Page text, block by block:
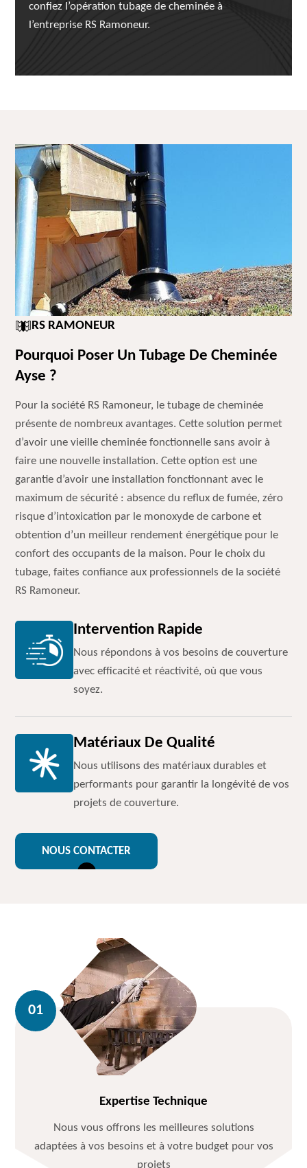
confiez l’opération tubage de cheminée à
l’entreprise RS Ramoneur.
RS RAMONEUR
Pourquoi Poser Un Tubage De Cheminée
Ayse ?
Pour la société RS Ramoneur, le tubage de cheminée
présente de nombreux avantages. Cette solution permet
d’avoir une vieille cheminée fonctionnelle sans avoir à
faire une nouvelle installation. Cette option est une
garantie d’avoir une installation fonctionnant avec le
maximum de sécurité : absence du reflux de fumée, zéro
risque d’intoxication par le monoxyde de carbone et
obtention d’un meilleur rendement énergétique pour le
confort des occupants de la maison. Pour le choix du
tubage, faites confiance aux professionnels de la société
RS Ramoneur.
Intervention Rapide
Nous répondons à vos besoins de couverture
avec efficacité et réactivité, où que vous
soyez.
Matériaux De Qualité
Nous utilisons des matériaux durables et
performants pour garantir la longévité de vos
projets de couverture.
NOUS CONTACTER
Expertise Technique
Nous vous offrons les meilleures solutions
adaptées à vos besoins et à votre budget pour vos
projets